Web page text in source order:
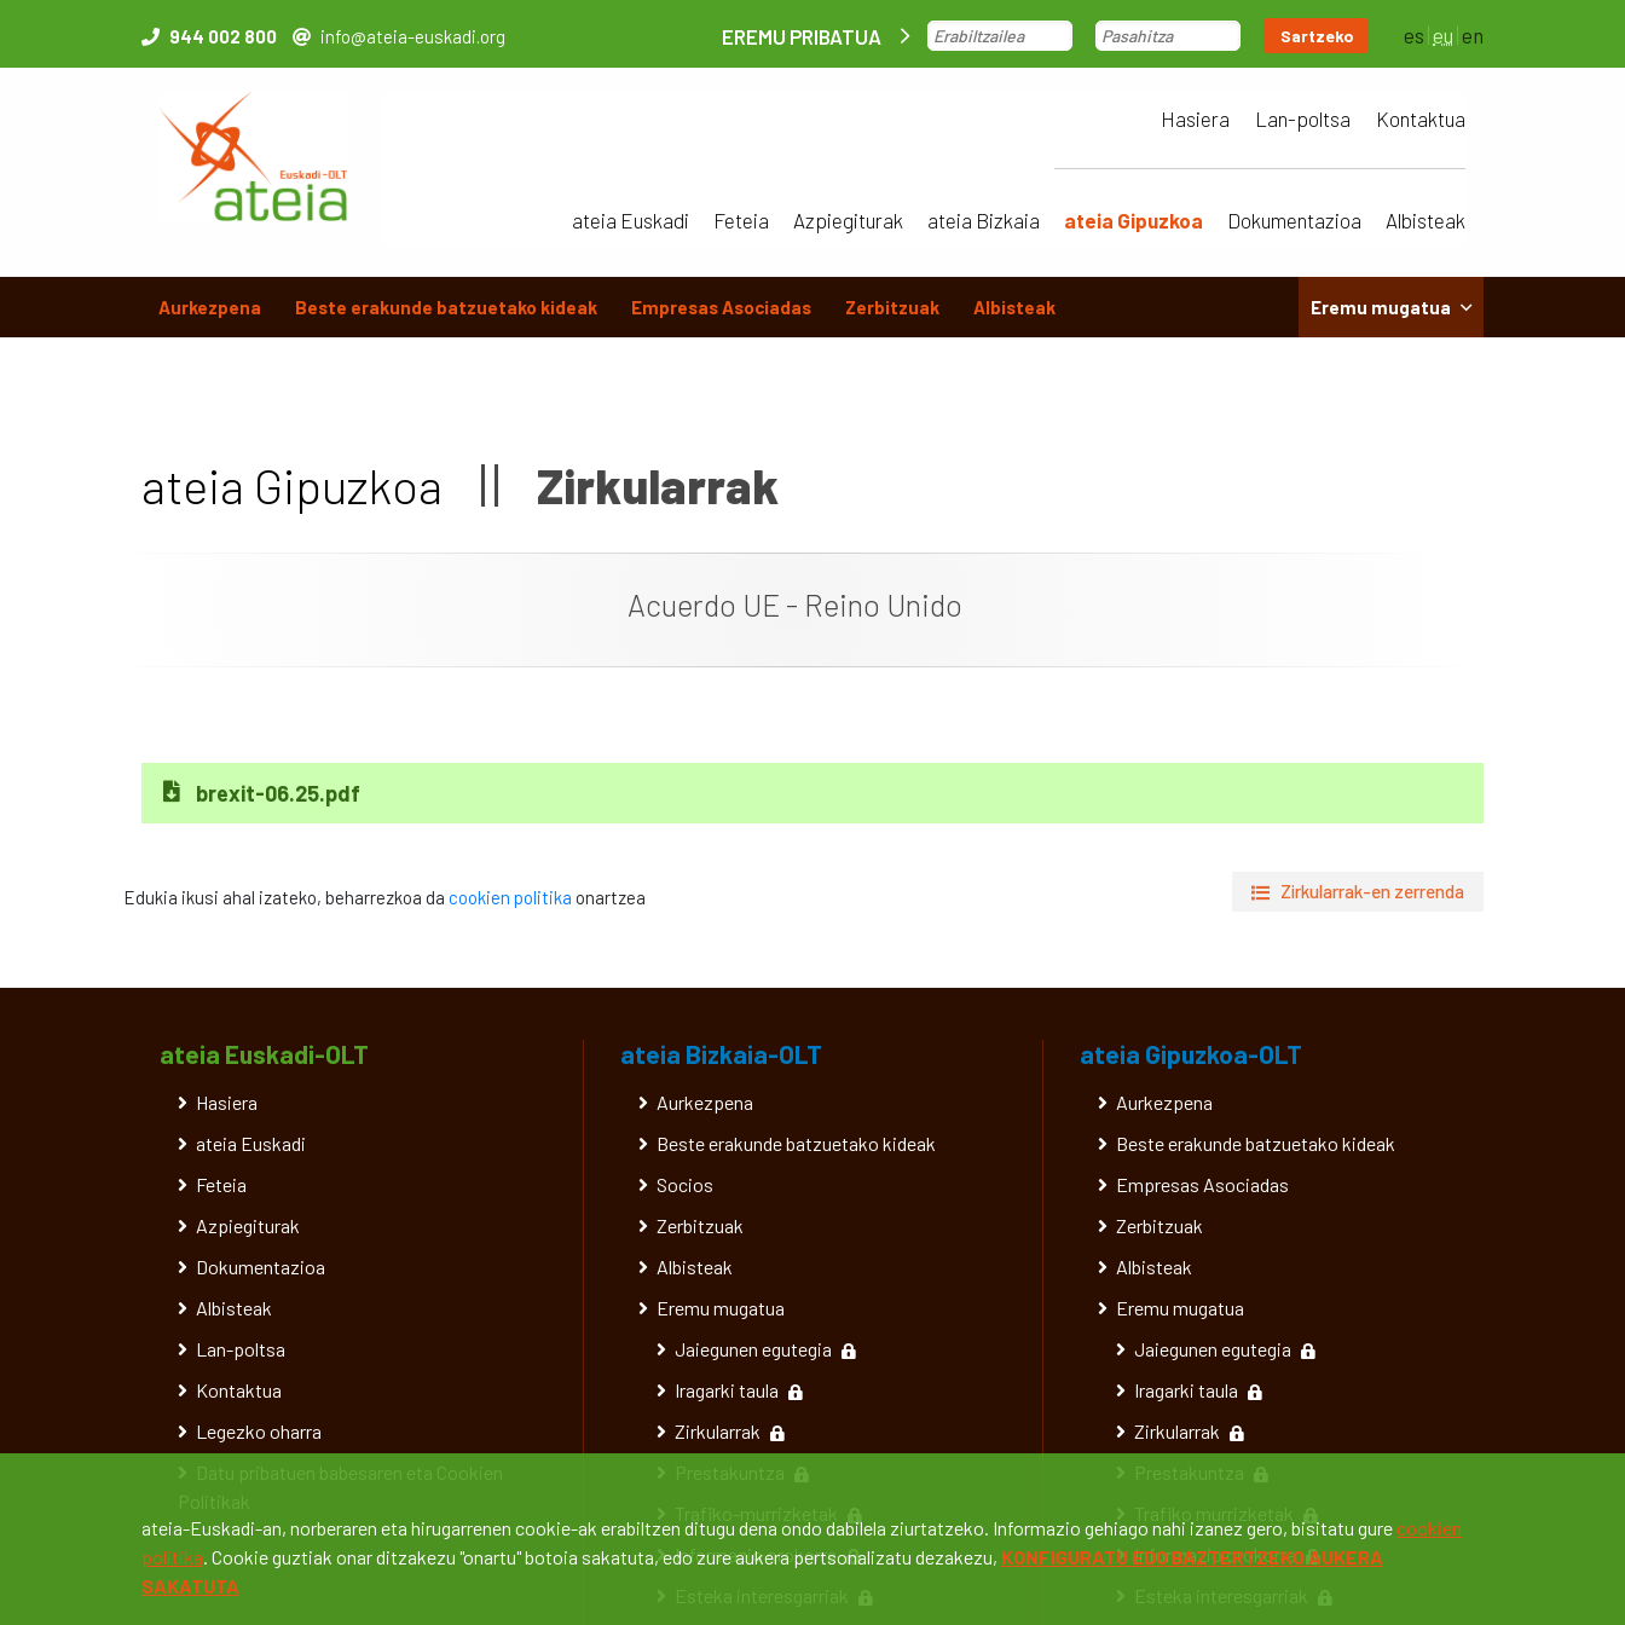
944 002 800 info@ateia-euskadi.org EREMU PRIBATUA Sartzeko es eu en
Hasiera Lan-poltsa Kontaktua
ateia Euskadi Feteia Azpiegiturak ateia Bizkaia ateia Gipuzkoa Dokumentazioa Albisteak
Aurkezpena Beste erakunde batzuetako kideak Empresas Asociadas Zerbitzuak Albisteak Eremu mugatua
ateia Gipuzkoa Zirkularrak
Acuerdo UE - Reino Unido
brexit-06.25.pdf
Edukia ikusi ahal izateko, beharrezkoa da cookien politika onartzea Zirkularrak-en zerrenda
ateia Euskadi-OLT
Hasiera
ateia Euskadi
Feteia
Azpiegiturak
Dokumentazioa
Albisteak
Lan-poltsa
Kontaktua
Legezko oharra
Datu pribatuen babesaren eta Cookien
Politikak
ateia Bizkaia-OLT
Aurkezpena
Beste erakunde batzuetako kideak
Socios
Zerbitzuak
Albisteak
Eremu mugatua
Jaiegunen egutegia
Iragarki taula
Zirkularrak
Prestakuntza
Trafiko-murrizketak
Informazio orokorra
Esteka interesgarriak
ateia Gipuzkoa-OLT
Aurkezpena
Beste erakunde batzuetako kideak
Empresas Asociadas
Zerbitzuak
Albisteak
Eremu mugatua
Jaiegunen egutegia
Iragarki taula
Zirkularrak
Prestakuntza
Trafiko murrizketak
Informazio orokorra
Esteka interesgarriak
ateia-Euskadi-an, norberaren eta hirugarrenen cookie-ak erabiltzen ditugu dena ondo dabilela ziurtatzeko. Informazio gehiago nahi izanez gero, bisitatu gure cookien
politika. Cookie guztiak onar ditzakezu "onartu" botoia sakatuta, edo zure aukera pertsonalizatu dezakezu, KONFIGURATU EDO BAZTERTZEKO AUKERA
SAKATUTA